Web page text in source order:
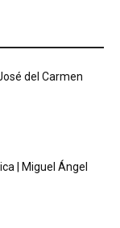
del Carmen
| Miguel Ángel